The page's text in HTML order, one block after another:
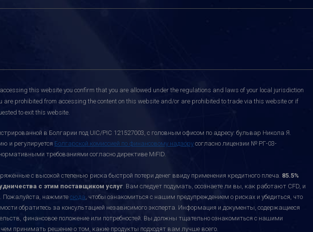
this website you confirm that you are allowed under the regulations and laws of your local jurisdiction
prohibited from accessing the content on this website and/or are prohibited to trade via this website or if
to exit this website.
в Болгарии под UIC/PIC 121527003, с головным офисом по адресу: бульвар Никола Я.
и регулируется Болгарской комиссией по финансовому надзору согласно лицензии № РГ-03-
требованиями согласно директиве MiFID.
с высокой степенью риска быстрой потери денег ввиду применения кредитного плеча. 85.5%
с этим поставщиком услуг. Вам следует подумать, осознаете ли вы, как работают CFD, и
Пожалуйста, нажмите сюда, чтобы ознакомиться с нашим предупреждением о рисках и убедиться, что
обратитесь за консультацией независимого эксперта. Информация и документы, содержащиеся
финансовое положение или потребностей. Вы должны тщательно ознакомиться с нашими
принимать решение о том, какие продукты подходят вам лучше всего.